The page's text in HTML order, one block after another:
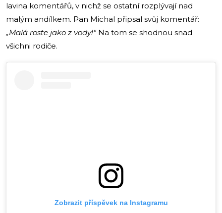
lavina komentářů, v nichž se ostatní rozplývají nad
malým andílkem. Pan Michal připsal svůj komentář:
„Malá roste jako z vody!“Na tom se shodnou snad
všichni rodiče.
Zobrazit příspěvek na Instagramu